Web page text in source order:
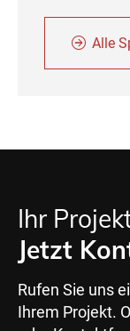
Alle
Ihr
Jetzt
Rufen Sie uns
Ihrem Projekt.